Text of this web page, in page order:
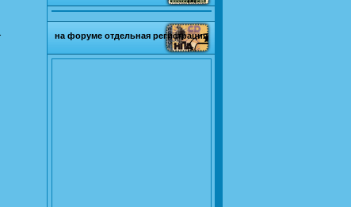
на форуме отдельная регистрация